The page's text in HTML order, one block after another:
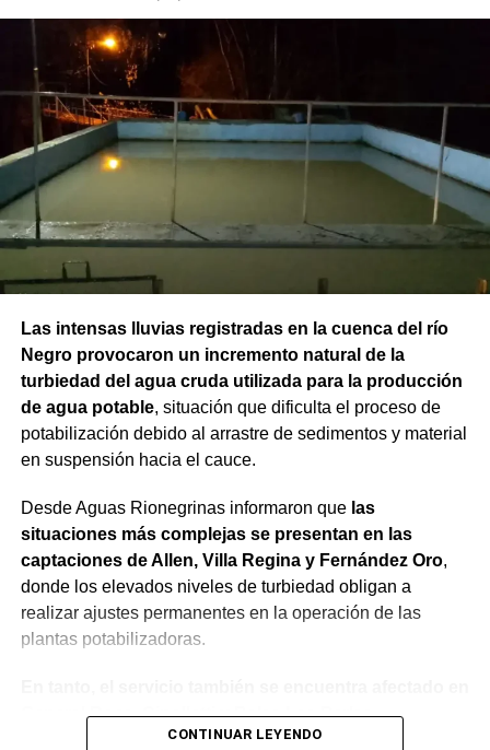
Las intensas lluvias registradas en la cuenca del río
Negro provocaron un incremento natural de la
turbiedad del agua cruda utilizada para la producción
de agua potable, situación que dificulta el proceso de
potabilización debido al arrastre de sedimentos y material
en suspensión hacia el cauce.
Desde Aguas Rionegrinas informaron que las
situaciones más complejas se presentan en las
captaciones de Allen, Villa Regina y Fernández Oro,
donde los elevados niveles de turbiedad obligan a
realizar ajustes permanentes en la operación de las
plantas potabilizadoras.
General Roca, Cipolletti y Balsa Las Perlas,
localidades donde podrían registrarse bajas de
CONTINUAR LEYENDO